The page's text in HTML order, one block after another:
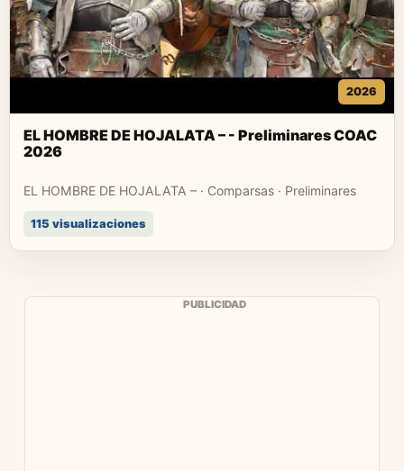
2026
EL HOMBRE DE HOJALATA – - Preliminares COAC
2026
EL HOMBRE DE HOJALATA – · Comparsas · Preliminares
115 visualizaciones
PUBLICIDAD